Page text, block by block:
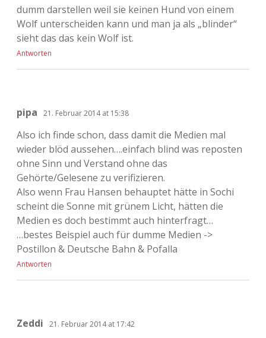
dumm darstellen weil sie keinen Hund von einem
Wolf unterscheiden kann und man ja als „blinder“
sieht das das kein Wolf ist.
Antworten
pipa 21. Februar 2014 at 15:38
Also ich finde schon, dass damit die Medien mal
wieder blöd aussehen….einfach blind was reposten
ohne Sinn und Verstand ohne das
Gehörte/Gelesene zu verifizieren.
Also wenn Frau Hansen behauptet hätte in Sochi
scheint die Sonne mit grünem Licht, hätten die
Medien es doch bestimmt auch hinterfragt…
…bestes Beispiel auch für dumme Medien ->
Postillon & Deutsche Bahn & Pofalla
Antworten
Zeddi 21. Februar 2014 at 17:42